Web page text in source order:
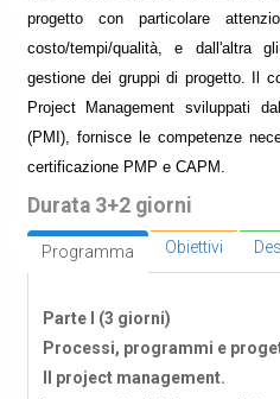
progetto con particolare
costo/tempi/qualità, e dall'altra
gestione dei gruppi di progetto. Il
Project Management sviluppati
(PMI), fornisce le competenze
certificazione PMP e CAPM.
Durata 3+2 giorni
Programma Obiettivi
Parte I (3 giorni)
Processi, programmi e
Il project management.